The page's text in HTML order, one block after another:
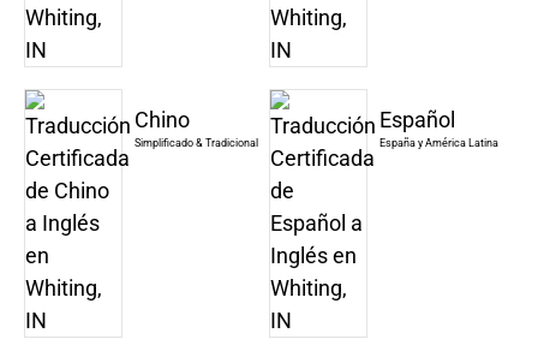
Chino
Simplificado & Tradicional
Español
España y América Latina